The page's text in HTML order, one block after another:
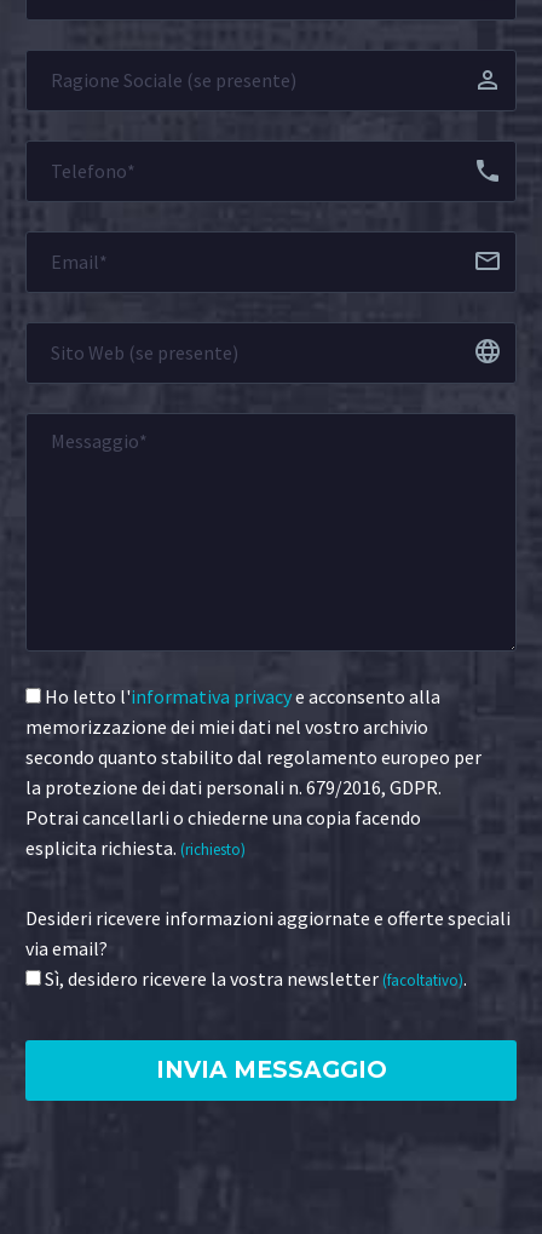
Ho letto l'informativa privacye acconsento alla
memorizzazione dei miei dati nel vostro archivio
secondo quanto stabilito dal regolamento europeo per
la protezione dei dati personali n. 679/2016, GDPR.
Potrai cancellarli o chiederne una copia facendo
esplicita richiesta. (richiesto)
Desideri ricevere informazioni aggiornate e offerte speciali
via email?
Sì, desidero ricevere la vostra newsletter(facoltativo).